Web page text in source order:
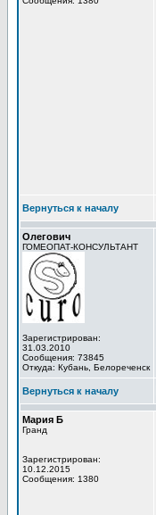
Вернуться к началу
Олегович
ГОМЕОПАТ-КОНСУЛЬТАНТ
Зарегистрирован:
31.03.2010
Сообщения: 73845
Откуда: Кубань, Белореченск
Вернуться к началу
Мария Б
Гранд
Зарегистрирован:
10.12.2015
Сообщения: 1380